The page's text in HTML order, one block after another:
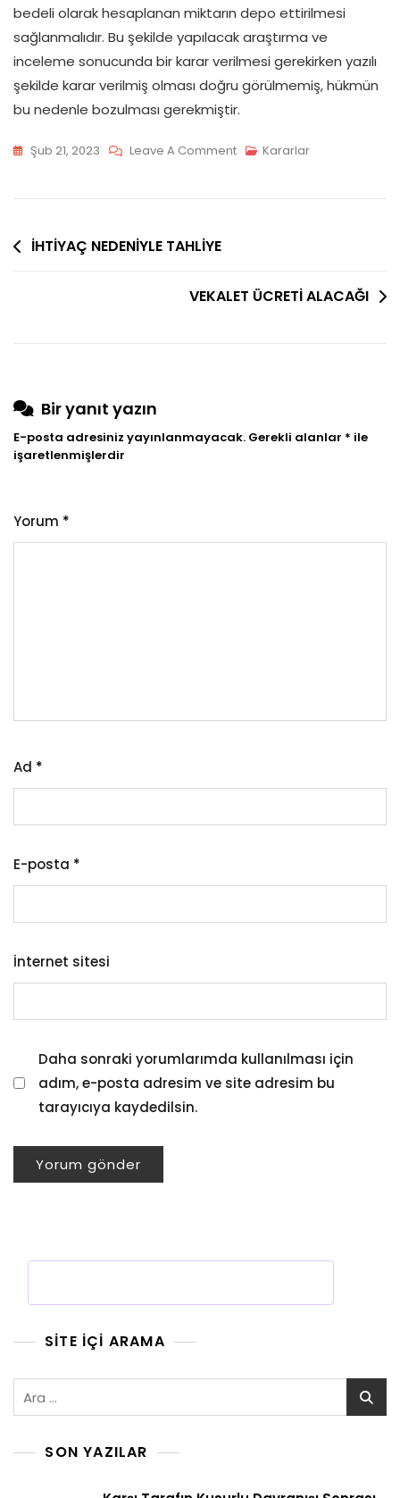
bedeli olarak hesaplanan miktarın depo ettirilmesi
sağlanmalıdır. Bu şekilde yapılacak araştırma ve
inceleme sonucunda bir karar verilmesi gerekirken yazılı
şekilde karar verilmiş olması doğru görülmemiş, hükmün
bu nedenle bozulması gerekmiştir.
Şub 21, 2023 Leave A CommentOn
KONUTU
EŞE
Kararlar
Yazı
İHTİYAÇ NEDENİYLE TAHLİYE
VEKALET ÜCRETİ ALACAĞI
Bir yanıt yazın
E-posta adresiniz yayınlanmayacak. Gerekli alanlar * ile
işaretlenmişlerdir
Yorum *
Ad *
E-posta *
İnternet sitesi
Daha sonraki yorumlarımda kullanılması için
adım, e-posta adresim ve site adresim bu
tarayıcıya kaydedilsin.
SITE İÇI ARAMA
SON YAZILAR